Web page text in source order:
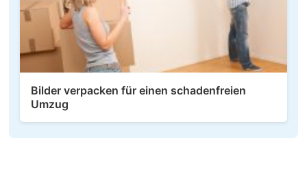
Bilder verpacken für einen schadenfreien
Umzug